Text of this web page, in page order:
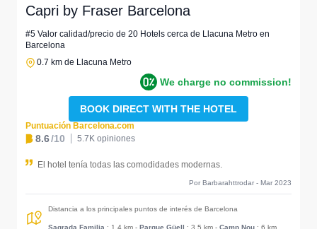
Capri by Fraser Barcelona
#5 Valor calidad/precio de 20 Hotels cerca de Llacuna Metro en
Barcelona
0.7 km de Llacuna Metro
We charge no commission!
BOOK DIRECT WITH THE HOTEL
Puntuación Barcelona.com
8.6/10 5.7K opiniones
El hotel tenía todas las comodidades modernas.
Por Barbarahttrodar - Mar 2023
Distancia a los principales puntos de interés de Barcelona
Sagrada Familia : 1.4 km - Parque Güell : 3.5 km - Camp Nou : 6 km